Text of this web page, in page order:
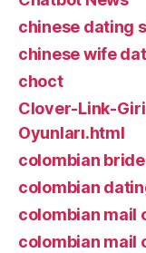
chinese dating
chinese wife
choct
Clover-Link-
Oyunları.html
colombian
colombian
colombian mail
colombian mail